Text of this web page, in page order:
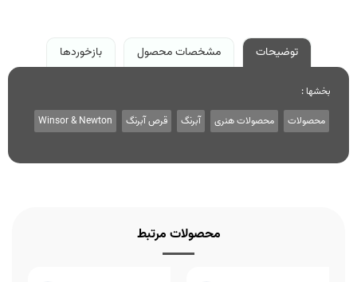
توضیحات مشخصات محصول بازخوردها
بخشها :
محصولات محصولات هنری آبرنگ قرص آبرنگ Winsor & Newton
محصولات مرتبط